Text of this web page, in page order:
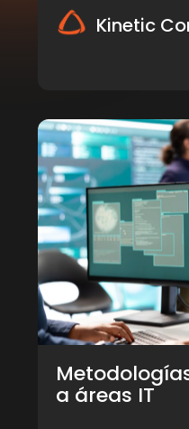
Kinetic
a áreas IT